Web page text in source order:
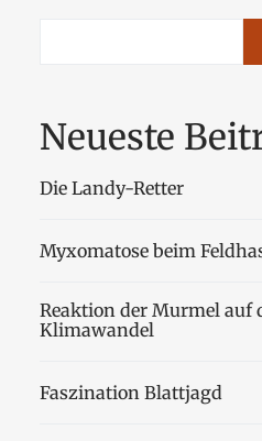
Neueste
Die Landy-Retter
Myxomatose beim
Reaktion der Murmel auf
Klimawandel
Faszination Blattjagd